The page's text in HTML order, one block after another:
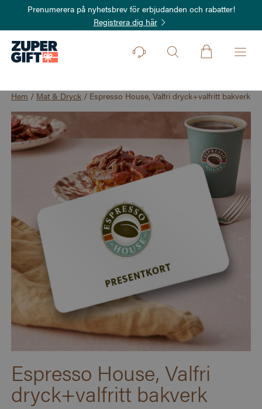
Prenumerera på nyhetsbrev för erbjudanden och rabatter!
Registrera dig här
Hem / Mat & Dryck / Espresso House, Valfri dryck+valfritt bakverk
Espresso House, Valfri
dryck+valfritt bakverk